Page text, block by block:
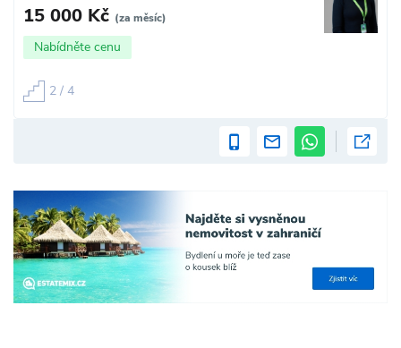
15 000 Kč (za měsíc)
Nabídněte cenu
2 / 4